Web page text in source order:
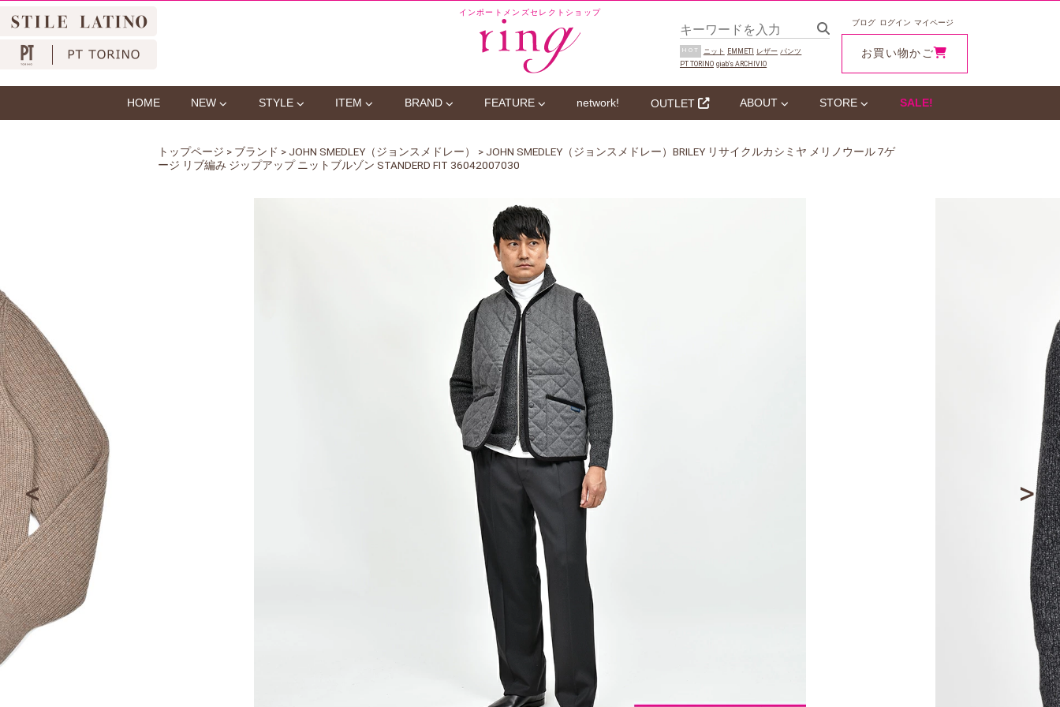
インポートメンズセレクトショップ
HOT ニット EMMETI レザー パンツ
PT TORINO giab‘s ARCHIVIO
ブログ ログイン マイページ
お買い物かご
HOME NEW STYLE ITEM BRAND FEATURE network! OUTLET ABOUT STORE SALE!
トップページ > ブランド > JOHN SMEDLEY（ジョンスメドレー）
> JOHN SMEDLEY（ジョンスメドレー）BRILEY リサイクルカシミヤ メリノウール 7ゲ
ージ リブ編み ジップアップ ニットブルゾン STANDERD FIT 36042007030